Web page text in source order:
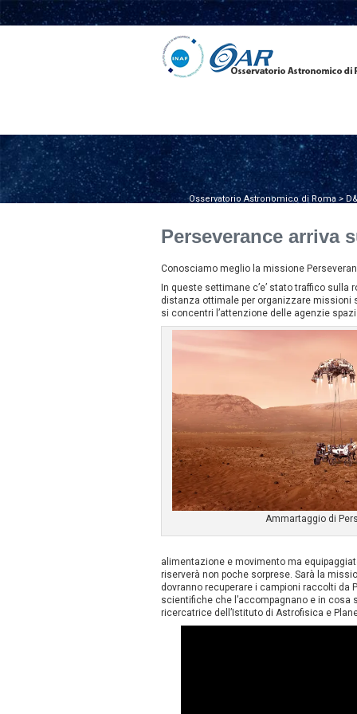
Osservatorio Astronomico di Roma>
Perseverance arriva
Conosciamo meglio la missione
In queste settimane c’e’ stato traffico
distanza ottimale per organizzare missioni
si concentri l’attenzione delle agenzie
Ammartaggio di
alimentazione e movimento ma
riserverà non poche sorprese. Sarà la
dovranno recuperare i campioni raccolti da
scientifiche che l’accompagnano e in
ricercatrice dell’Istituto di Astrofisica e